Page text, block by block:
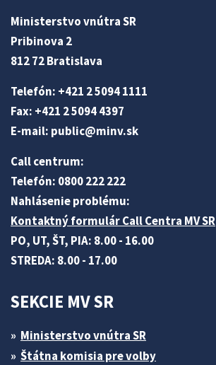
Ministerstvo vnútra SR
Pribinova 2
812 72 Bratislava
Telefón: +421 2 5094 1111
Fax: +421 2 5094 4397
E-mail: public@minv.sk
Call centrum:
Telefón: 0800 222 222
Nahlásenie problému:
Kontaktný formulár Call Centra MV SR
PO, UT, ŠT, PIA: 8.00 - 16.00
STREDA: 8.00 - 17.00
SEKCIE MV SR
Ministerstvo vnútra SR
Štátna komisia pre volby